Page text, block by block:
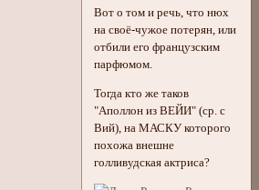
Вот о том и речь, что нюх
на своё-чужое потерян, или
отбили его французским
парфюмом.
Тогда кто же таков
"Аполлон из ВЕЙИ" (ср. с
Вий), на МАСКУ которого
похожа внешне
голливудская актриса?